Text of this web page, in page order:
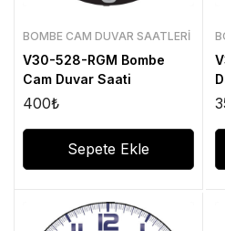
BOMBE CAM DUVAR SAATLERI
V30-528-RGM Bombe
Cam Duvar Saati
400₺
Sepete Ekle